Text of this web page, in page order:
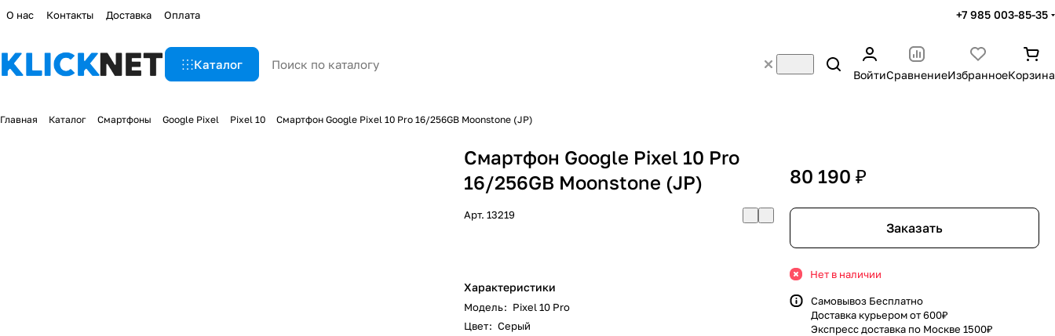
О нас Контакты Доставка Оплата +7 985 003-85-35
Каталог
ВойтиСравнениеИзбранноеКорзина
Главная Каталог Смартфоны Google Pixel Pixel 10 Смартфон Google Pixel 10 Pro 16/256GB Moonstone (JP)
Смартфон Google Pixel 10 Pro
16/256GB Moonstone (JP)
Арт.13219
Характеристики
Модель: Pixel 10 Pro
Цвет: Серый
80 190 ₽
Заказать
Нет в наличии
Самовывоз Бесплатно
Доставка курьером от 600₽
Экспресс доставка по Москве 1500₽